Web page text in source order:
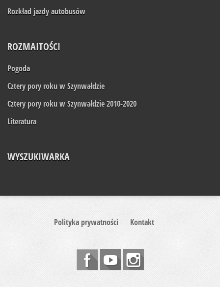
Rozkład jazdy autobusów
ROZMAITOŚCI
Pogoda
Cztery pory roku w Szynwałdzie
Cztery pory roku w Szynwałdzie 2010-2020
Literatura
WYSZUKIWARKA
Polityka prywatności Kontakt